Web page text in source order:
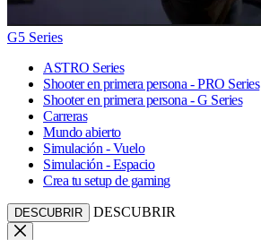
G5 Series
ASTRO Series
Shooter en primera persona - PRO Series
Shooter en primera persona - G Series
Carreras
Mundo abierto
Simulación - Vuelo
Simulación - Espacio
Crea tu setup de gaming
DESCUBRIR DESCUBRIR